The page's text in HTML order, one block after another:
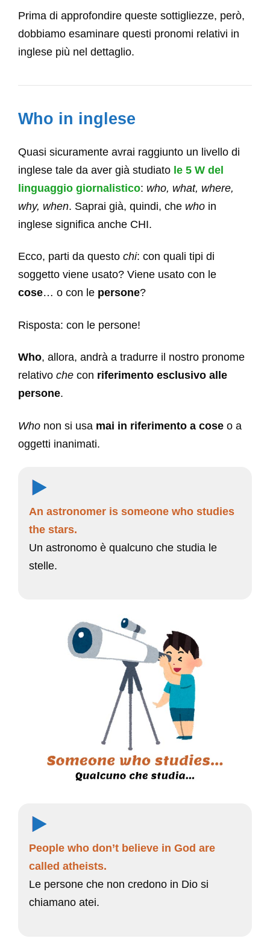
Prima di approfondire queste sottigliezze, però,
dobbiamo esaminare questi pronomi relativi in
inglese più nel dettaglio.
Who in inglese
Quasi sicuramente avrai raggiunto un livello di
inglese tale da aver già studiato le 5 W del
linguaggio giornalistico: who, what, where,
why, when. Saprai già, quindi, che who in
inglese significa anche CHI.
Ecco, parti da questo chi: con quali tipi di
soggetto viene usato? Viene usato con le
cose… o con le persone?
Risposta: con le persone!
Who, allora, andrà a tradurre il nostro pronome
relativo che con riferimento esclusivo alle
persone.
Who non si usa mai in riferimento a cose o a
oggetti inanimati.
An astronomer is someone who studies
the stars.
Un astronomo è qualcuno che studia le
stelle.
People who don’t believe in God are
called atheists.
Le persone che non credono in Dio si
chiamano atei.